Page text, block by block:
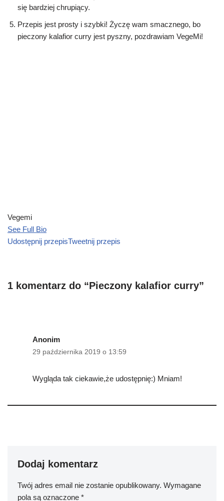
się bardziej chrupiący.
Przepis jest prosty i szybki! Życzę wam smacznego, bo
pieczony kalafior curry jest pyszny, pozdrawiam VegeMi!
Vegemi
See Full Bio
Udostępnij przepisTweetnij przepis
1 komentarz do “Pieczony kalafior curry”
Anonim
29 października 2019 o 13:59
Wygląda tak ciekawie,że udostępnię:) Mniam!
Dodaj komentarz
Twój adres email nie zostanie opublikowany. Wymagane
pola są oznaczone *